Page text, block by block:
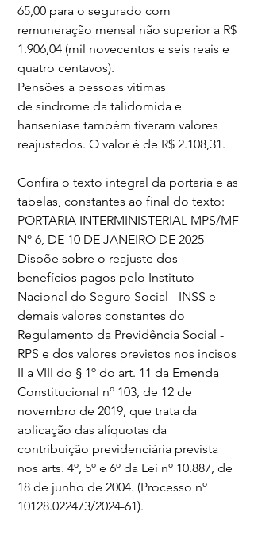
65,00 para o segurado com
remuneração mensal não superior a R$
1.906,04 (mil novecentos e seis reais e
quatro centavos).
Pensões a pessoas vítimas
de síndrome da talidomida e
hanseníase também tiveram valores
reajustados. O valor é de R$ 2.108,31.
Confira o texto integral da portaria e as
tabelas, constantes ao final do texto:
PORTARIA INTERMINISTERIAL MPS/MF
Nº 6, DE 10 DE JANEIRO DE 2025
Dispõe sobre o reajuste dos
benefícios pagos pelo Instituto
Nacional do Seguro Social - INSS e
demais valores constantes do
Regulamento da Previdência Social -
RPS e dos valores previstos nos incisos
II a VIII do § 1º do art. 11 da Emenda
Constitucional nº 103, de 12 de
novembro de 2019, que trata da
aplicação das alíquotas da
contribuição previdenciária prevista
nos arts. 4º, 5º e 6º da Lei nº 10.887, de
18 de junho de 2004. (Processo nº
10128.022473/2024-61).